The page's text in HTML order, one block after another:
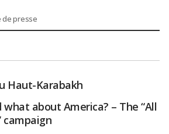
de presse
Haut-Karabakh
what about America? – The “All
campaign